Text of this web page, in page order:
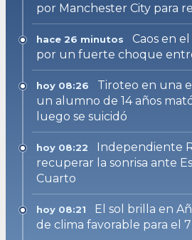
por Manchester City para
hace 26 minutos
Caos en
por un fuerte choque
hoy 08:26
Tiroteo en una
un alumno de 14 años
luego se suicidó
hoy 08:22
Independiente
recuperar la sonrisa ante
Cuarto
hoy 08:21
El sol brilla en
de clima favorable para el